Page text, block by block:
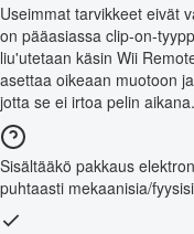
Useimmat tarvikkeet eivät
on pääasiassa clip-on-
liu'utetaan käsin Wii
asettaa oikeaan muotoon
jotta se ei irtoa pelin aikana.
Sisältääkö pakkaus
puhtaasti mekaanisia/